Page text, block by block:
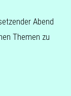
Abend
Themen zu